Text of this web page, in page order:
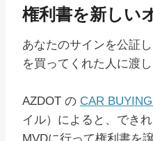
権利書を新しい
あなたのサインを公証
を買ってくれた人に渡し
AZDOT の CAR
イル）によると、でき